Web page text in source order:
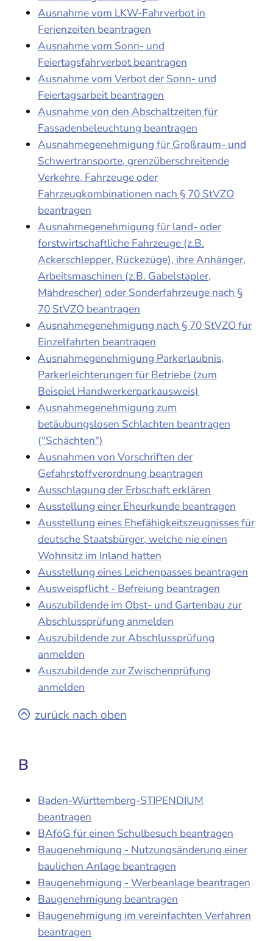
Ausnahme vom LKW-Fahrverbot in
Ferienzeiten beantragen
Ausnahme vom Sonn- und
Feiertagsfahrverbot beantragen
Ausnahme vom Verbot der Sonn- und
Feiertagsarbeit beantragen
Ausnahme von den Abschaltzeiten für
Fassadenbeleuchtung beantragen
Ausnahmegenehmigung für Großraum- und
Schwertransporte, grenzüberschreitende
Verkehre, Fahrzeuge oder
Fahrzeugkombinationen nach § 70 StVZO
beantragen
Ausnahmegenehmigung für land- oder
forstwirtschaftliche Fahrzeuge (z.B.
Ackerschlepper, Rückezüge), ihre Anhänger,
Arbeitsmaschinen (z.B. Gabelstapler,
Mähdrescher) oder Sonderfahrzeuge nach §
70 StVZO beantragen
Ausnahmegenehmigung nach § 70 StVZO für
Einzelfahrten beantragen
Ausnahmegenehmigung Parkerlaubnis,
Parkerleichterungen für Betriebe (zum
Beispiel Handwerkerparkausweis)
Ausnahmegenehmigung zum
betäubungslosen Schlachten beantragen
("Schächten")
Ausnahmen von Vorschriften der
Gefahrstoffverordnung beantragen
Ausschlagung der Erbschaft erklären
Ausstellung einer Eheurkunde beantragen
Ausstellung eines Ehefähigkeitszeugnisses für
deutsche Staatsbürger, welche nie einen
Wohnsitz im Inland hatten
Ausstellung eines Leichenpasses beantragen
Ausweispflicht - Befreiung beantragen
Auszubildende im Obst- und Gartenbau zur
Abschlussprüfung anmelden
Auszubildende zur Abschlussprüfung
anmelden
Auszubildende zur Zwischenprüfung
anmelden
zurück nach oben
B
Baden-Württemberg-STIPENDIUM
beantragen
BAföG für einen Schulbesuch beantragen
Baugenehmigung - Nutzungsänderung einer
baulichen Anlage beantragen
Baugenehmigung - Werbeanlage beantragen
Baugenehmigung beantragen
Baugenehmigung im vereinfachten Verfahren
beantragen